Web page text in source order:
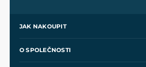
JAK NAKOUPIT
O SPOLEČNOSTI